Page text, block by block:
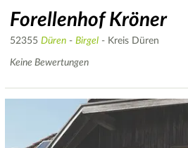
Forellenhof Kröner
52355 Düren - Birgel - Kreis Düren
Keine Bewertungen